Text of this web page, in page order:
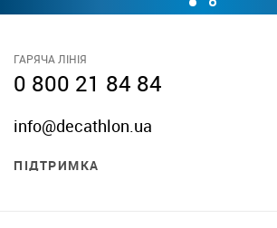
ГАРЯЧА ЛІНІЯ
0 800 21 84 84
info@decathlon.ua
ПІДТРИМКА